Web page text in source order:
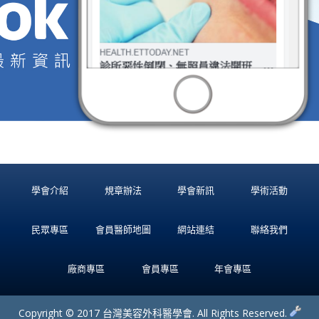
學會介紹 規章辦法 學會新訊 學術活動
民眾專區 會員醫師地圖 網站連結 聯絡我們
廠商專區 會員專區 年會專區
Copyright © 2017 台灣美容外科醫學會. All Rights Reserved.